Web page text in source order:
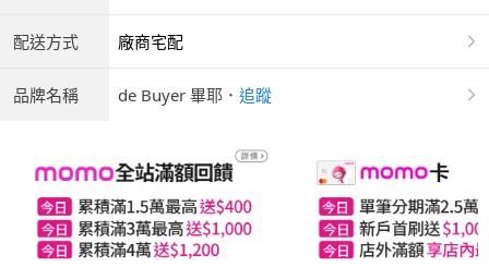
配送方式 廠商宅配
品牌名稱 de Buyer 畢耶 ． 追蹤